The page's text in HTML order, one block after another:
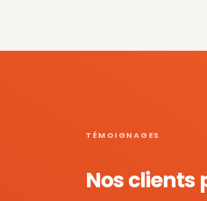
TÉMOIGNAGES
Nos clients